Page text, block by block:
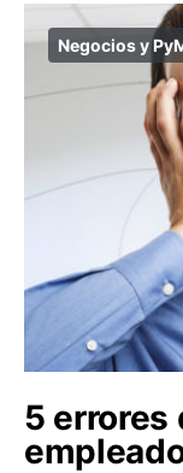
Negocios y
5 errores